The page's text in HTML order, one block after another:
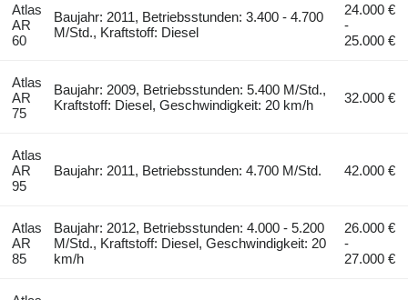
Atlas
AR
60
Baujahr: 2011, Betriebsstunden: 3.400 - 4.700
M/Std., Kraftstoff: Diesel
24.000 €
-
25.000 €
Atlas
AR
75
Baujahr: 2009, Betriebsstunden: 5.400 M/Std.,
Kraftstoff: Diesel, Geschwindigkeit: 20 km/h
32.000 €
Atlas
AR
95
Baujahr: 2011, Betriebsstunden: 4.700 M/Std. 42.000 €
Atlas
AR
85
Baujahr: 2012, Betriebsstunden: 4.000 - 5.200
M/Std., Kraftstoff: Diesel, Geschwindigkeit: 20
km/h
26.000 €
-
27.000 €